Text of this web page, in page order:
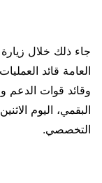
جاء ذلك خلال
العامة قائد
وقائد قوات الدعم
البقمي، اليوم
التخصصي.